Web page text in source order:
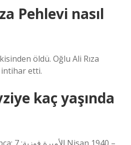
Pehlevi nasıl
öldü. Oğlu Ali Rıza
etti.
kaç yaşında